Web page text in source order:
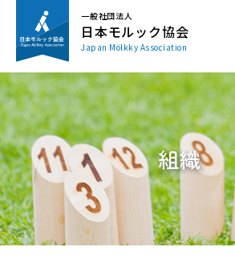
一般社団法人
日本モルック協会
Japan Mölkky Association
組織